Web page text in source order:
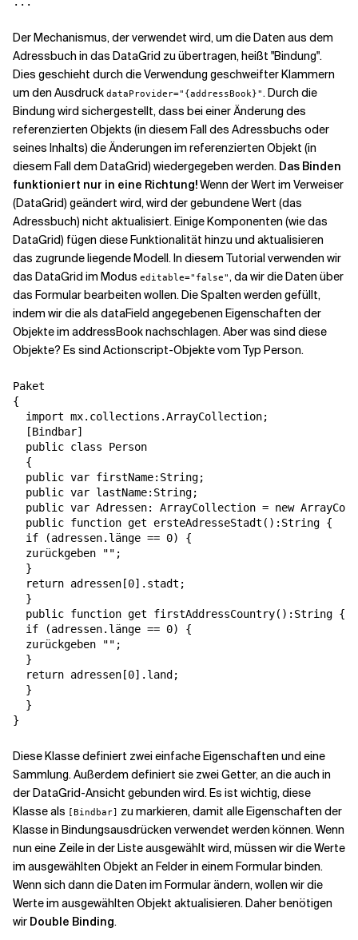
Der Mechanismus, der verwendet wird, um die Daten aus dem
Adressbuch in das DataGrid zu übertragen, heißt "Bindung".
Dies geschieht durch die Verwendung geschweifter Klammern
um den Ausdruck dataProvider="{addressBook}". Durch die
Bindung wird sichergestellt, dass bei einer Änderung des
referenzierten Objekts (in diesem Fall des Adressbuchs oder
seines Inhalts) die Änderungen im referenzierten Objekt (in
diesem Fall dem DataGrid) wiedergegeben werden. Das Binden
funktioniert nur in eine Richtung!Wenn der Wert im Verweiser
(DataGrid) geändert wird, wird der gebundene Wert (das
Adressbuch) nicht aktualisiert. Einige Komponenten (wie das
DataGrid) fügen diese Funktionalität hinzu und aktualisieren
das zugrunde liegende Modell. In diesem Tutorial verwenden wir
das DataGrid im Modus editable="false", da wir die Daten über
das Formular bearbeiten wollen. Die Spalten werden gefüllt,
indem wir die als dataField angegebenen Eigenschaften der
Objekte im addressBook nachschlagen. Aber was sind diese
Objekte? Es sind Actionscript-Objekte vom Typ Person.
Paket
{
  import mx.collections.ArrayCollection;
  [Bindbar]
  public class Person
  {
  public var firstName:String;
  public var lastName:String;
public var Adressen: ArrayCollection = new
  public function get ersteAdresseStadt():String {
  if (adressen.länge == 0) {
  zurückgeben "";
  }
  return adressen[0].stadt;
  }
  public function get firstAddressCountry():String {
  if (adressen.länge == 0) {
  zurückgeben "";
  }
  return adressen[0].land;
  }
  }
}
Diese Klasse definiert zwei einfache Eigenschaften und eine
Sammlung. Außerdem definiert sie zwei Getter, an die auch in
der DataGrid-Ansicht gebunden wird. Es ist wichtig, diese
Klasse als [Bindbar] zu markieren, damit alle Eigenschaften der
Klasse in Bindungsausdrücken verwendet werden können. Wenn
nun eine Zeile in der Liste ausgewählt wird, müssen wir die Werte
im ausgewählten Objekt an Felder in einem Formular binden.
Wenn sich dann die Daten im Formular ändern, wollen wir die
Werte im ausgewählten Objekt aktualisieren. Daher benötigen
wir Double Binding.